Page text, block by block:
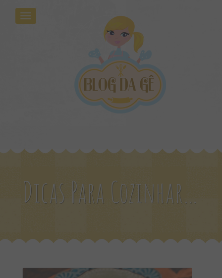
Dicas Para Cozinhar Milho Verde